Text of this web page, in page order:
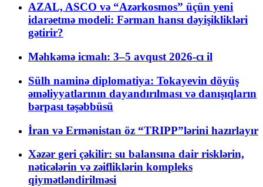
AZAL, ASCO və “Azərkosmos” üçün yeni
idarəetmə modeli: Fərman hansı dəyişiklikləri
gətirir?
Məhkəmə icmalı: 3–5 avqust 2026-cı il
Sülh naminə diplomatiya: Tokayevin döyüş
əməliyyatlarının dayandırılması və danışıqların
bərpası təşəbbüsü
İran və Ermənistan öz “TRIPP”lərini hazırlayır
Xəzər geri çəkilir: su balansına dair risklərin,
nəticələrin və zəifliklərin kompleks
qiymətləndirilməsi